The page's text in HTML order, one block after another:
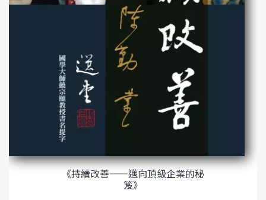
《持續改善——邁向頂級企業的秘
笈》